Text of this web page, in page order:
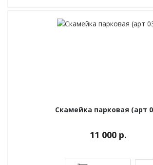
Скамейка парковая (арт
11 000 р.